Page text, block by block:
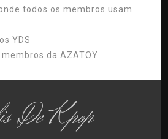
todos os membros usam
YDS
da AZATOY
De Kpop